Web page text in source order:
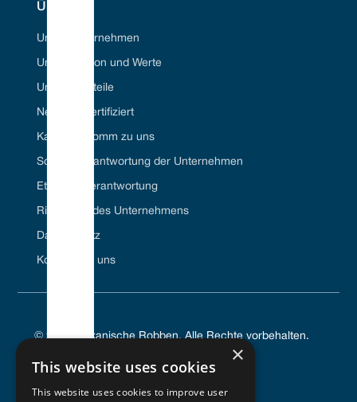
ÜBER
Unser Unternehmen
Unsere Vision und Werte
Unsere Vorteile
Net Zero-zertifiziert
Karriere//Komm zu uns
Soziale Verantwortung der Unternehmen
Ethische Verantwortung
Richtlinien des Unternehmens
Datenschutz
Kontaktiere uns
© 2024 Vulkanische Robben. Alle Rechte vorbehalten.
×
This website uses cookies
This website uses cookies to improve user